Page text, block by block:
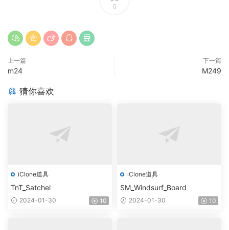
0
上一篇
m24
下一篇
M249
猜你喜欢
iClone道具
TnT_Satchel
2024-01-30 10
iClone道具
SM_Windsurf_Board
2024-01-30 10